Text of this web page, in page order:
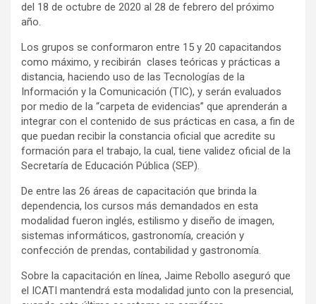
del 18 de octubre de 2020 al 28 de febrero del próximo
año.
Los grupos se conformaron entre 15 y 20 capacitandos
como máximo, y recibirán clases teóricas y prácticas a
distancia, haciendo uso de las Tecnologías de la
Información y la Comunicación (TIC), y serán evaluados
por medio de la “carpeta de evidencias” que aprenderán a
integrar con el contenido de sus prácticas en casa, a fin de
que puedan recibir la constancia oficial que acredite su
formación para el trabajo, la cual, tiene validez oficial de la
Secretaría de Educación Pública (SEP).
De entre las 26 áreas de capacitación que brinda la
dependencia, los cursos más demandados en esta
modalidad fueron inglés, estilismo y diseño de imagen,
sistemas informáticos, gastronomía, creación y
confección de prendas, contabilidad y gastronomía.
Sobre la capacitación en línea, Jaime Rebollo aseguró que
el ICATI mantendrá esta modalidad junto con la presencial,